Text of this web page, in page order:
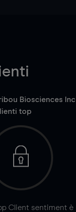
Biosciences Inc
top
Client sentiment è